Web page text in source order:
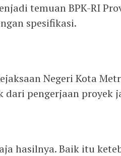
temuan BPK-RI
spesifikasi.
Negeri Kota
dari pengerjaan proyek
hasilnya. Baik itu